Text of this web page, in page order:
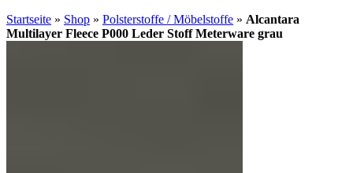
Startseite » Shop » Polsterstoffe / Möbelstoffe » Alcantara
Multilayer Fleece P000 Leder Stoff Meterware grau